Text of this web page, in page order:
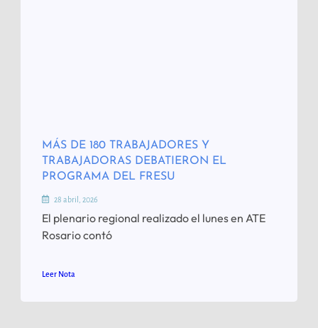
MÁS DE 180 TRABAJADORES Y
TRABAJADORAS DEBATIERON EL
PROGRAMA DEL FRESU
28 abril, 2026
El plenario regional realizado el lunes en ATE
Rosario contó
Leer Nota